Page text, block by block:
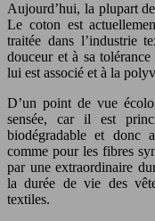
Aujourd’hui, la plupart
Le coton est
traitée dans l’industrie
douceur et à sa
lui est associé et à la
D’un point de vue
sensée, car il est
biodégradable et donc
comme pour les fibres
par une extraordinaire
la durée de vie des
textiles.